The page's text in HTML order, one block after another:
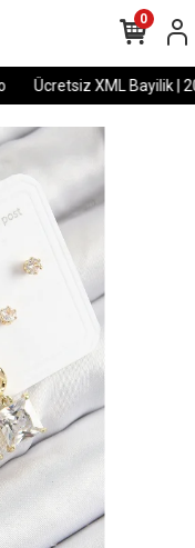
Ücretsiz XML Bayilik |
0